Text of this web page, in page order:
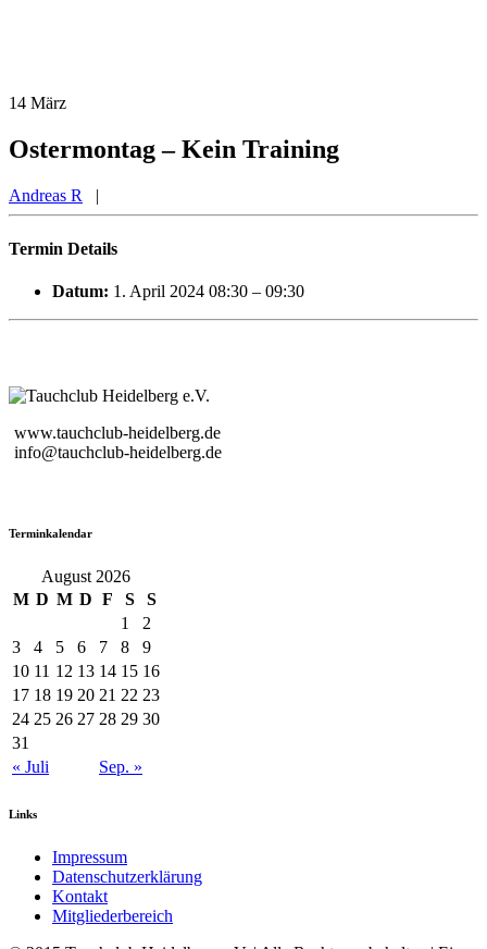
14 März
Ostermontag – Kein Training
Andreas R |
Termin Details
Datum: 1. April 2024 08:30 – 09:30
www.tauchclub-heidelberg.de
info@tauchclub-heidelberg.de
Terminkalendar
August 2026
M D M D F S
S
1
2
3
4 5 6 7 8
9
10 11 12 13 14 15 16
17 18 19 20 21 22 23
24 25 26 27 28 29 30
31
« Juli
Sep. »
Links
Impressum
Datenschutzerklärung
Kontakt
Mitgliederbereich